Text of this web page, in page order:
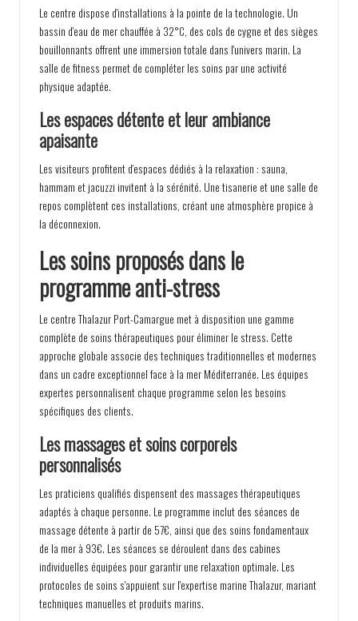
Le centre dispose d'installations à la pointe de la technologie. Un
bassin d'eau de mer chauffée à 32°C, des cols de cygne et des sièges
bouillonnants offrent une immersion totale dans l'univers marin. La
salle de fitness permet de compléter les soins par une activité
physique adaptée.
Les espaces détente et leur ambiance
apaisante
Les visiteurs profitent d'espaces dédiés à la relaxation : sauna,
hammam et jacuzzi invitent à la sérénité. Une tisanerie et une salle de
repos complètent ces installations, créant une atmosphère propice à
la déconnexion.
Les soins proposés dans le
programme anti-stress
Le centre Thalazur Port-Camargue met à disposition une gamme
complète de soins thérapeutiques pour éliminer le stress. Cette
approche globale associe des techniques traditionnelles et modernes
dans un cadre exceptionnel face à la mer Méditerranée. Les équipes
expertes personnalisent chaque programme selon les besoins
spécifiques des clients.
Les massages et soins corporels
personnalisés
Les praticiens qualifiés dispensent des massages thérapeutiques
adaptés à chaque personne. Le programme inclut des séances de
massage détente à partir de 57€, ainsi que des soins fondamentaux
de la mer à 93€. Les séances se déroulent dans des cabines
individuelles équipées pour garantir une relaxation optimale. Les
protocoles de soins s'appuient sur l'expertise marine Thalazur, mariant
techniques manuelles et produits marins.